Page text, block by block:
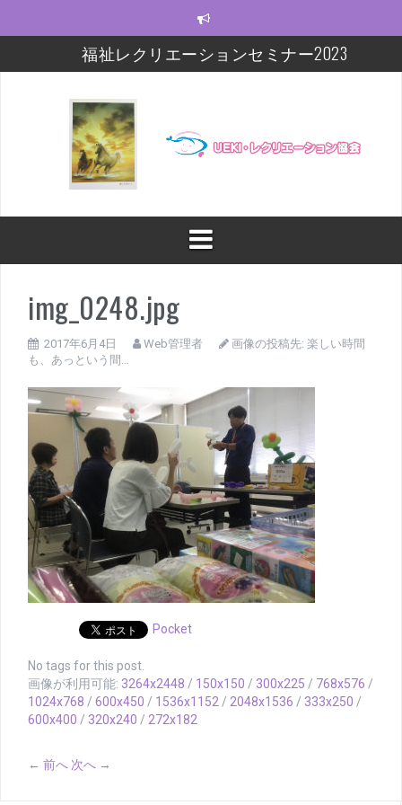
福祉レクリエーションセミナー2023
【福祉レクセミナー2021】いよいよ今週末!!
【福祉レクセミナー2021】開講に関するお知らせ
今年度の福祉レクセミナー、開催します！！！
福祉レクリエーションセミナー及びフォローアップ
修開催
img_0248.jpg
2017年6月4日 Web管理者 画像の投稿先: 楽しい時間
も、あっという間…
Pocket
No tags for this post.
画像が利用可能: 3264x2448 / 150x150 / 300x225 / 768x576 /
1024x768 / 600x450 / 1536x1152/ 2048x1536 / 333x250 /
600x400 / 320x240 / 272x182
← 前へ 次へ →